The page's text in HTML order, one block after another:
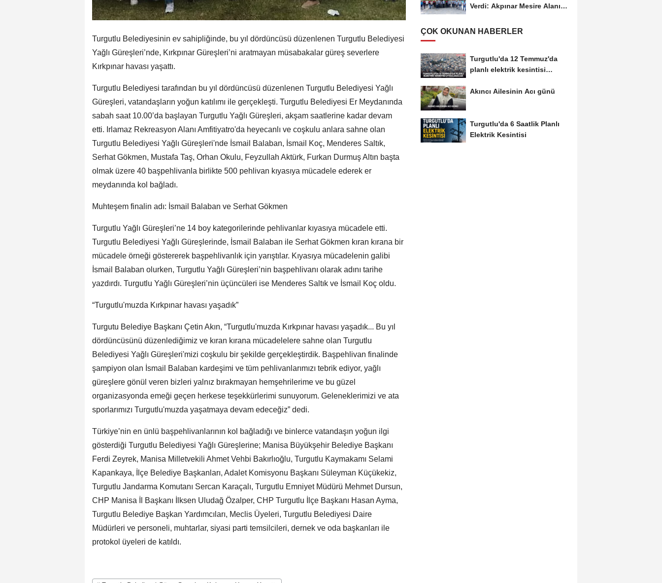
Turgutlu Belediyesinin ev sahipliğinde, bu yıl dördüncüsü düzenlenen Turgutlu Belediyesi
Yağlı Güreşleri’nde, Kırkpınar Güreşleri’ni aratmayan müsabakalar güreş severlere
Kırkpınar havası yaşattı.
Turgutlu Belediyesi tarafından bu yıl dördüncüsü düzenlenen Turgutlu Belediyesi Yağlı
Güreşleri, vatandaşların yoğun katılımı ile gerçekleşti. Turgutlu Belediyesi Er Meydanında
sabah saat 10.00’da başlayan Turgutlu Yağlı Güreşleri, akşam saatlerine kadar devam
etti. Irlamaz Rekreasyon Alanı Amfitiyatro'da heyecanlı ve coşkulu anlara sahne olan
Turgutlu Belediyesi Yağlı Güreşleri'nde İsmail Balaban, İsmail Koç, Menderes Saltık,
Serhat Gökmen, Mustafa Taş, Orhan Okulu, Feyzullah Aktürk, Furkan Durmuş Altın başta
olmak üzere 40 başpehlivanla birlikte 500 pehlivan kıyasıya mücadele ederek er
meydanında kol bağladı.
Muhteşem finalin adı: İsmail Balaban ve Serhat Gökmen
Turgutlu Yağlı Güreşleri’ne 14 boy kategorilerinde pehlivanlar kıyasıya mücadele etti.
Turgutlu Belediyesi Yağlı Güreşlerinde, İsmail Balaban ile Serhat Gökmen kıran kırana bir
mücadele örneği göstererek başpehlivanlık için yarıştılar. Kıyasıya mücadelenin galibi
İsmail Balaban olurken, Turgutlu Yağlı Güreşleri’nin başpehlivanı olarak adını tarihe
yazdırdı. Turgutlu Yağlı Güreşleri’nin üçüncüleri ise Menderes Saltık ve İsmail Koç oldu.
“Turgutlu'muzda Kırkpınar havası yaşadık”
Turgutu Belediye Başkanı Çetin Akın, “Turgutlu'muzda Kırkpınar havası yaşadık... Bu yıl
dördüncüsünü düzenlediğimiz ve kıran kırana mücadelelere sahne olan Turgutlu
Belediyesi Yağlı Güreşleri'mizi coşkulu bir şekilde gerçekleştirdik. Başpehlivan finalinde
şampiyon olan İsmail Balaban kardeşimi ve tüm pehlivanlarımızı tebrik ediyor, yağlı
güreşlere gönül veren bizleri yalnız bırakmayan hemşehrilerime ve bu güzel
organizasyonda emeği geçen herkese teşekkürlerimi sunuyorum. Geleneklerimizi ve ata
sporlarımızı Turgutlu'muzda yaşatmaya devam edeceğiz” dedi.
Türkiye’nin en ünlü başpehlivanlarının kol bağladığı ve binlerce vatandaşın yoğun ilgi
gösterdiği Turgutlu Belediyesi Yağlı Güreşlerine; Manisa Büyükşehir Belediye Başkanı
Ferdi Zeyrek, Manisa Milletvekili Ahmet Vehbi Bakırlıoğlu, Turgutlu Kaymakamı Selami
Kapankaya, İlçe Belediye Başkanları, Adalet Komisyonu Başkanı Süleyman Küçükekiz,
Turgutlu Jandarma Komutanı Sercan Karaçalı, Turgutlu Emniyet Müdürü Mehmet Dursun,
CHP Manisa İl Başkanı İlksen Uludağ Özalper, CHP Turgutlu İlçe Başkanı Hasan Ayma,
Turgutlu Belediye Başkan Yardımcıları, Meclis Üyeleri, Turgutlu Belediyesi Daire
Müdürleri ve personeli, muhtarlar, siyasi parti temsilcileri, dernek ve oda başkanları ile
protokol üyeleri de katıldı.
Verdi: Akpınar Mesire Alanı
ÇOK OKUNAN HABERLER
Turgutlu'da 12 Temmuz'da
planlı elektrik kesintisi
Akıncı Ailesinin Acı günü
Turgutlu'da 6 Saatlik Planlı
Elektrik Kesintisi